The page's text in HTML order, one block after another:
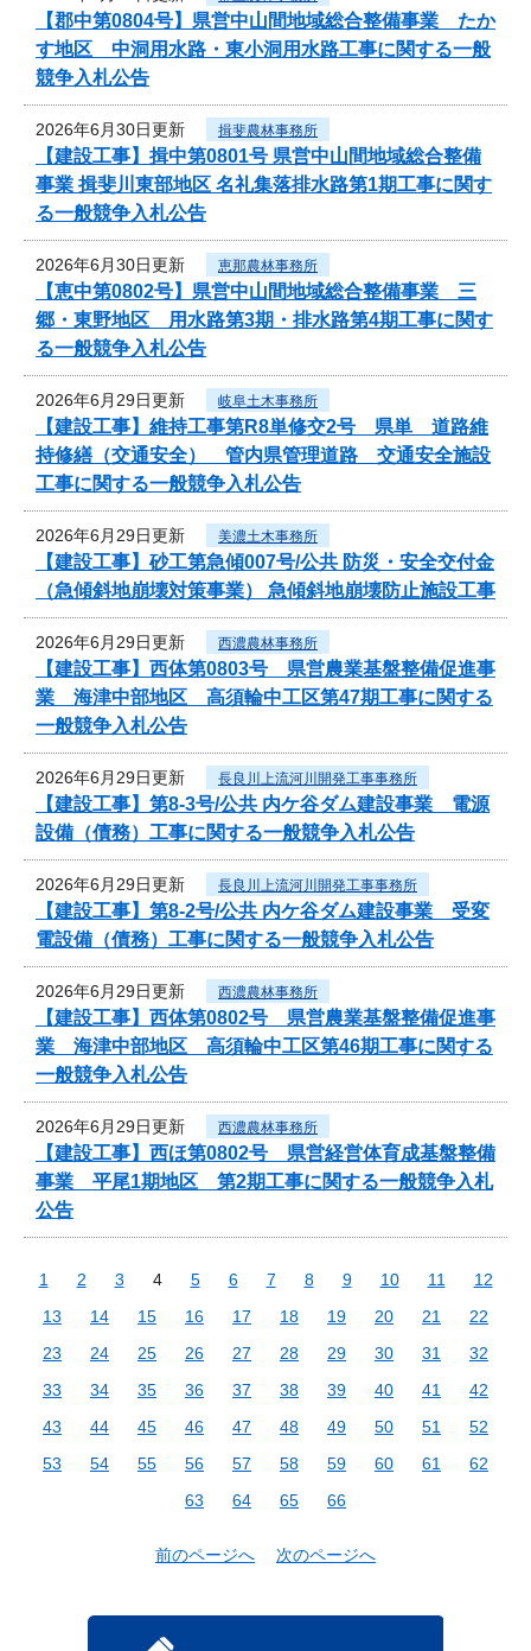
【郡中第0804号】県営中山間地域総合整備事業 たか
す地区 中洞用水路・東小洞用水路工事に関する一般
競争入札公告
2026年6月30日更新 揖斐農林事務所
【建設工事】揖中第0801号 県営中山間地域総合整備
事業 揖斐川東部地区 名礼集落排水路第1期工事に関す
る一般競争入札公告
2026年6月30日更新 恵那農林事務所
【恵中第0802号】県営中山間地域総合整備事業 三
郷・東野地区 用水路第3期・排水路第4期工事に関す
る一般競争入札公告
2026年6月29日更新 岐阜土木事務所
【建設工事】維持工事第R8単修交2号 県単 道路維
持修繕（交通安全） 管内県管理道路 交通安全施設
工事に関する一般競争入札公告
2026年6月29日更新 美濃土木事務所
【建設工事】砂工第急傾007号/公共 防災・安全交付金
（急傾斜地崩壊対策事業） 急傾斜地崩壊防止施設工事
2026年6月29日更新 西濃農林事務所
【建設工事】西体第0803号 県営農業基盤整備促進事
業 海津中部地区 高須輪中工区第47期工事に関する
一般競争入札公告
2026年6月29日更新 長良川上流河川開発工事事務所
【建設工事】第8-3号/公共 内ケ谷ダム建設事業 電源
設備（債務）工事に関する一般競争入札公告
2026年6月29日更新 長良川上流河川開発工事事務所
【建設工事】第8-2号/公共 内ケ谷ダム建設事業 受変
電設備（債務）工事に関する一般競争入札公告
2026年6月29日更新 西濃農林事務所
【建設工事】西体第0802号 県営農業基盤整備促進事
業 海津中部地区 高須輪中工区第46期工事に関する
一般競争入札公告
2026年6月29日更新 西濃農林事務所
【建設工事】西ほ第0802号 県営経営体育成基盤整備
事業 平尾1期地区 第2期工事に関する一般競争入札
公告
1 2 3 4 5 6 7 8 9 10 11
12
13
14 15 16 17 18 19 20 21
22
23
24 25 26 27 28 29 30 31
32
33
34 35 36 37 38 39 40 41
42
43
44 45 46 47 48 49 50 51
52
53
54 55 56 57 58 59 60 61
62
63
64 65 66
前のページへ 次のページへ